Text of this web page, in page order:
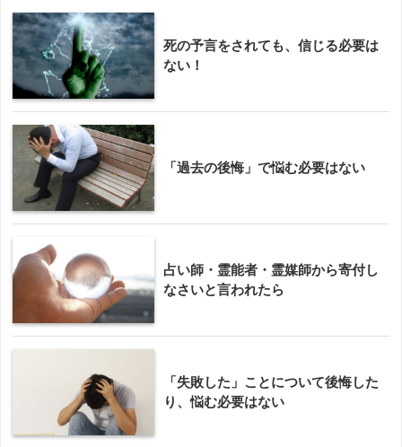
死の予言をされても、信じる必要は
ない！
「過去の後悔」で悩む必要はない
占い師・霊能者・霊媒師から寄付し
なさいと言われたら
「失敗した」ことについて後悔した
り、悩む必要はない